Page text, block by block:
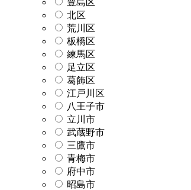
北区
荒川区
板橋区
練馬区
足立区
葛飾区
江戸川区
八王子市
立川市
武蔵野市
三鷹市
青梅市
府中市
昭島市